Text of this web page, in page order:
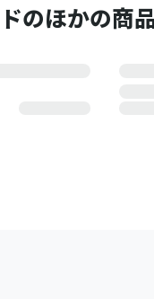
のほかの商